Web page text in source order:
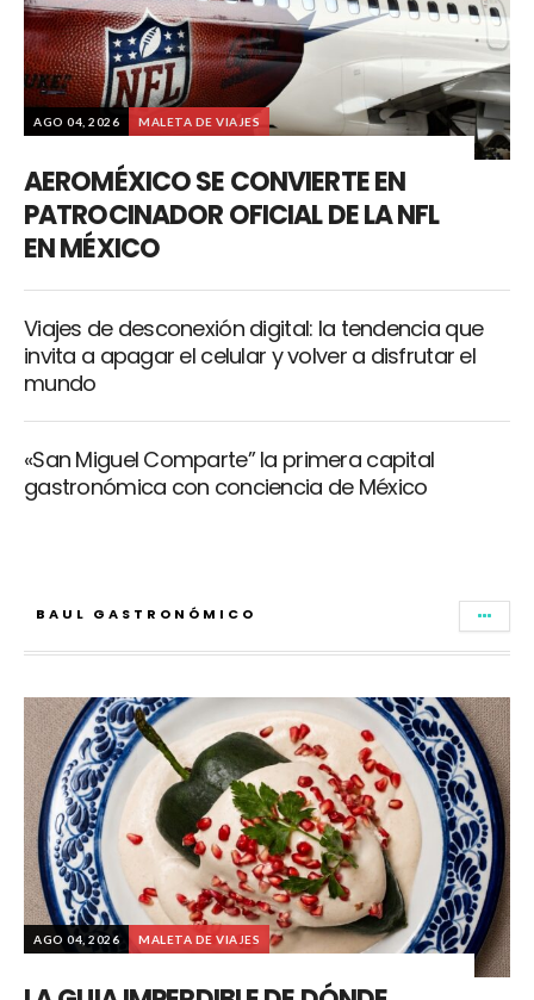
AGO 04, 2026 MALETA DE VIAJES
AEROMÉXICO SE CONVIERTE EN
PATROCINADOR OFICIAL DE LA NFL
EN MÉXICO
Viajes de desconexión digital: la tendencia que
invita a apagar el celular y volver a disfrutar el
mundo
«San Miguel Comparte” la primera capital
gastronómica con conciencia de México
BAUL GASTRONÓMICO
AGO 04, 2026 MALETA DE VIAJES